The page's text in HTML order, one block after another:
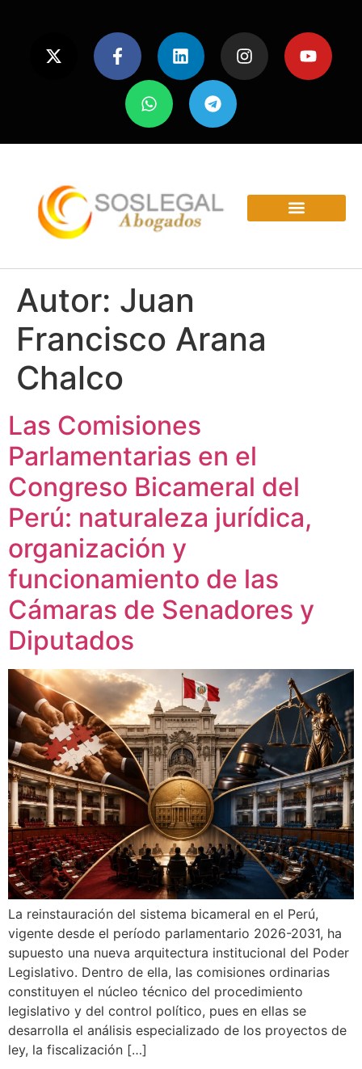
Autor: Juan
Francisco Arana
Chalco
Las Comisiones
Parlamentarias en el
Congreso Bicameral del
Perú: naturaleza jurídica,
organización y
funcionamiento de las
Cámaras de Senadores y
Diputados
La reinstauración del sistema bicameral en el Perú,
vigente desde el período parlamentario 2026-2031, ha
supuesto una nueva arquitectura institucional del Poder
Legislativo. Dentro de ella, las comisiones ordinarias
constituyen el núcleo técnico del procedimiento
legislativo y del control político, pues en ellas se
desarrolla el análisis especializado de los proyectos de
ley, la fiscalización […]